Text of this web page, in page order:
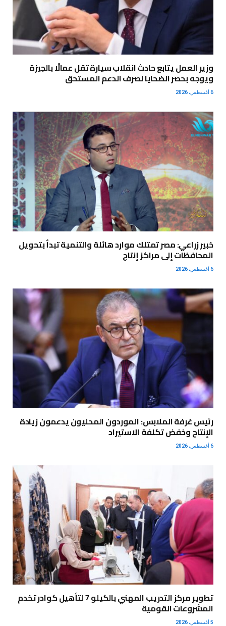
وزير العمل يتابع حادث انقلاب سيارة تقل عمالًا بالجيزة
ويوجه بحصر الضحايا لصرف الدعم المستحق
6 أغسطس، 2026
خبير زراعي: مصر تمتلك موارد هائلة والتنمية تبدأ بتحويل
المحافظات إلى مراكز إنتاج
6 أغسطس، 2026
رئيس غرفة الملابس: الموردون المحليون يدعمون زيادة
الإنتاج وخفض تكلفة الاستيراد
6 أغسطس، 2026
تطوير مركز التدريب المهني بالكيلو 7 لتأهيل كوادر تخدم
المشروعات القومية
5 أغسطس، 2026